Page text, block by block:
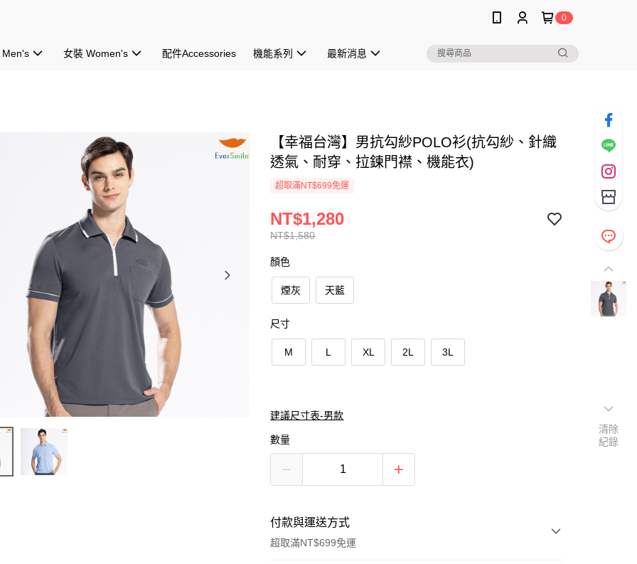
0
Men's 女裝 Women's 配件Accessories 機能系列 最新消息
【幸福台灣】男抗勾紗POLO衫(抗勾紗、針織
透氣、耐穿、拉鍊門襟、機能衣)
超取滿NT$699免運
NT$1,580
NT$1,280
顏色
煙灰 天藍
尺寸
M L XL 2L 3L
建議尺寸表-男款
數量
付款與運送方式
超取滿NT$699免運
清除
紀錄